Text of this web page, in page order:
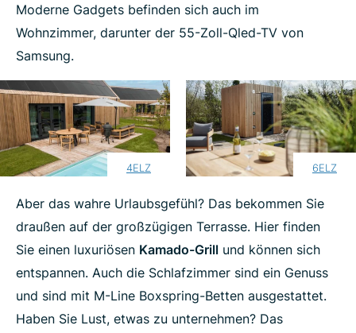
Moderne Gadgets befinden sich auch im
Wohnzimmer, darunter der 55-Zoll-Qled-TV von
Samsung.
4ELZ 6ELZ
Aber das wahre Urlaubsgefühl? Das bekommen Sie
draußen auf der großzügigen Terrasse. Hier finden
Sie einen luxuriösen Kamado-Grill und können sich
entspannen. Auch die Schlafzimmer sind ein Genuss
und sind mit M-Line Boxspring-Betten ausgestattet.
Haben Sie Lust, etwas zu unternehmen? Das